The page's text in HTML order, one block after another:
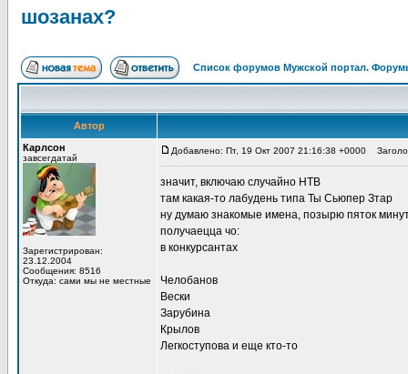
шозанах?
Список форумов Мужской портал.
Автор
Карлсон
завсегдатай
Зарегистрирован:
23.12.2004
Сообщения: 8516
Откуда: сами мы не местные
Добавлено: Пт, 19 Окт 2007 21:16:38 +0000
значит, включаю случайно НТВ
там какая-то лабудень типа Ты Сьюпер Зтар
ну думаю знакомые имена, позырю пяток
получаецца чо:
в конкурсантах
Челобанов
Вески
Зарубина
Крылов
Легкоступова и еще кто-то